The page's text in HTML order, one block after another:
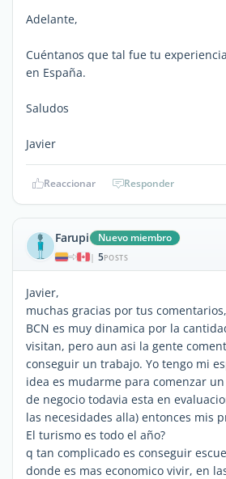
Adelante,
Cuéntanos que tal fue tu
en España.
Saludos
Javier
Reaccionar Responder
Farupi Nuevo miembro
| 5POSTS
Javier,
muchas gracias por tus
BCN es muy dinamica por la
visitan, pero aun asi la gente
conseguir un trabajo. Yo tengo mi
idea es mudarme para comenzar
de negocio todavia esta en
las necesidades alla) entonces mis
El turismo es todo el año?
q tan complicado es conseguir
donde es mas economico vivir, en